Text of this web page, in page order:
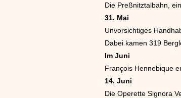
Die Preßnitztalbahn,
31. Mai
Unvorsichtiges
Dabei kamen 319
Im Juni
François Hennebique
14. Juni
Die Operette Signora